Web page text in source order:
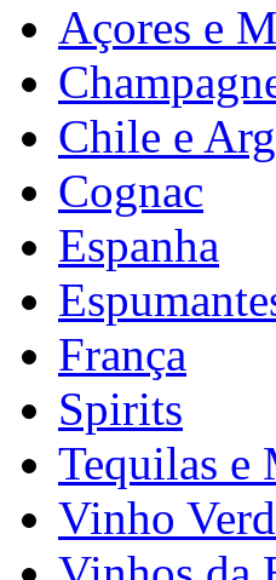
Açores e
Chile e
Cognac
Espanha
França
Spirits
Tequilas e
Vinho